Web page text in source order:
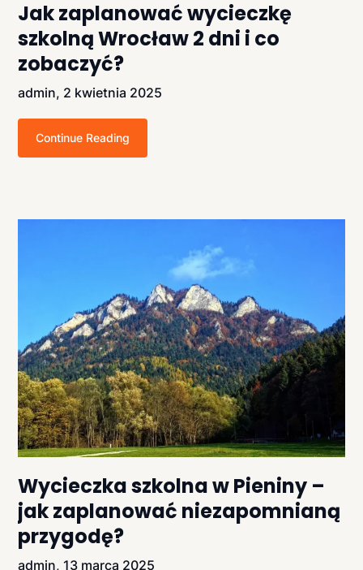
Jak zaplanować wycieczkę
szkolną Wrocław 2 dni i co
zobaczyć?
admin, 2 kwietnia 2025
Continue Reading
Wycieczka szkolna w Pieniny –
jak zaplanować niezapomnianą
przygodę?
admin, 13 marca 2025